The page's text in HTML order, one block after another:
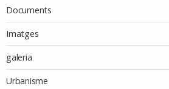
Documents
Imatges
galeria
Urbanisme